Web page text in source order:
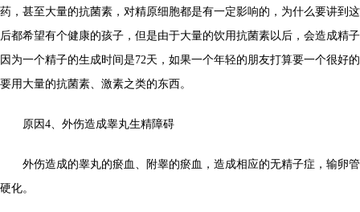
药，甚至大量的抗菌素，对精原细胞都是有一定影响的，为什么要讲到
后都希望有个健康的孩子，但是由于大量的饮用抗菌素以后，会造成精
因为一个精子的生成时间是72天，如果一个年轻的朋友打算要一个很好
要用大量的抗菌素、激素之类的东西。
原因4、外伤造成睾丸生精障碍
外伤造成的睾丸的瘀血、附睾的瘀血，造成相应的无精子症，输卵
硬化。